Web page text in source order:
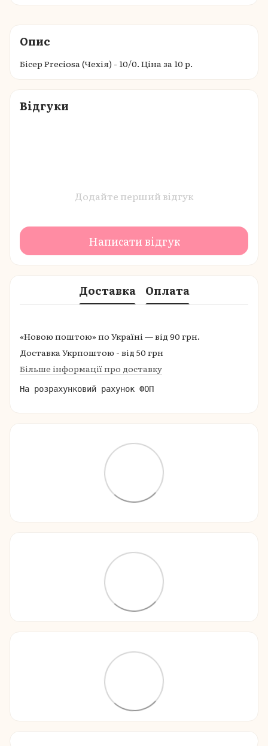
Опис
Бісер Preciosa (Чехія) - 10/0. Ціна за 10 р.
Відгуки
Додайте перший відгук
Написати відгук
Доставка Оплата
«Новою поштою» по Україні — від 90 грн.
Доставка Укрпоштою - від 50 грн
Більше інформації про доставку
На розрахунковий рахунок ФОП